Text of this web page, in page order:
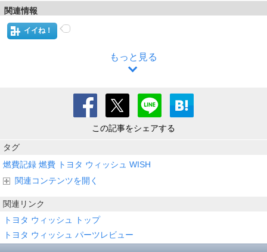
関連情報
イイね！
もっと見る
この記事をシェアする
タグ
燃費記録 燃費 トヨタ ウィッシュ WISH
関連コンテンツを開く
関連リンク
トヨタ ウィッシュ トップ
トヨタ ウィッシュ パーツレビュー